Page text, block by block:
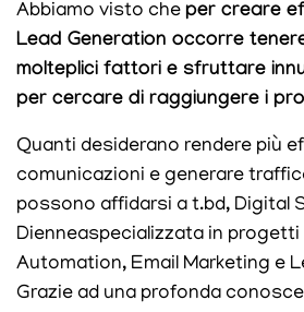
Abbiamo visto che per creare
Lead Generation occorre
molteplici fattori e sfruttare
per cercare di raggiungere i
Quanti desiderano rendere più
comunicazioni e generare
possono affidarsi a t.bd, Digital
Dienneaspecializzata in progetti
Automation, Email Marketing e
Grazie ad una profonda